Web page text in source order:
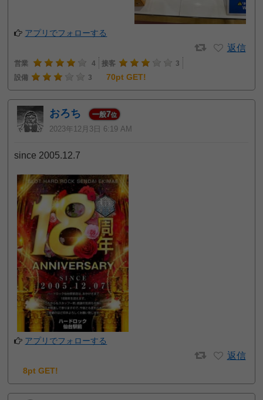
アプリでフォローする
返信
営業 4 接客
3
設備
3 70pt GET!
おろち 一般7位
2023年12月3日 6:19 AM
since 2005.12.7
アプリでフォローする
返信
8pt GET!